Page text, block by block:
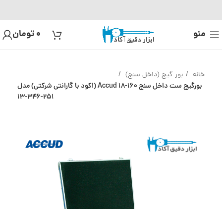
منو 0تومان
خانه بور گیج (داخل سنج)
بورگیج ست داخل سنج 160-18 Accud (اکود با گارانتی شرکتی) مدل
251-346-13